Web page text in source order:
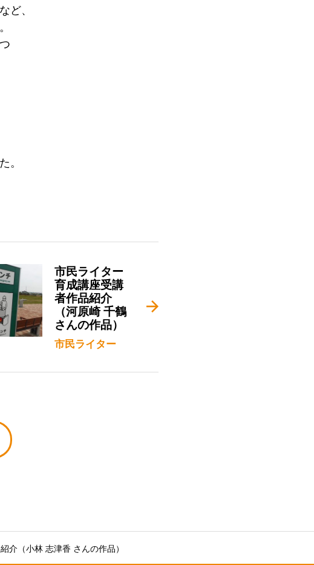
、
。
市民ライター
育成講座受講
者作品紹介
（河原崎 千鶴
さんの作品）
市民ライター
介（小林 志津香 さんの作品）